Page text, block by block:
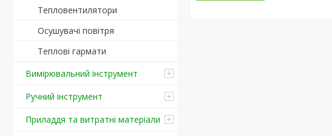
Тепловентилятори
Осушувачі повітря
Теплові гармати
Вимірювальний інструмент
Ручний інструмент
Приладдя та витратні матеріали